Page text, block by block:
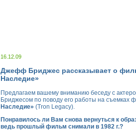
16.12.09
Джефф Бриджес рассказывает о
Наследие»
Предлагаем вашему вниманию беседу с
Бриджесом по поводу его работы на съемках
Наследие» (Tron Legacy).
Понравилось ли Вам снова вернуться к
ведь прошлый фильм снимали в 1982 г.?